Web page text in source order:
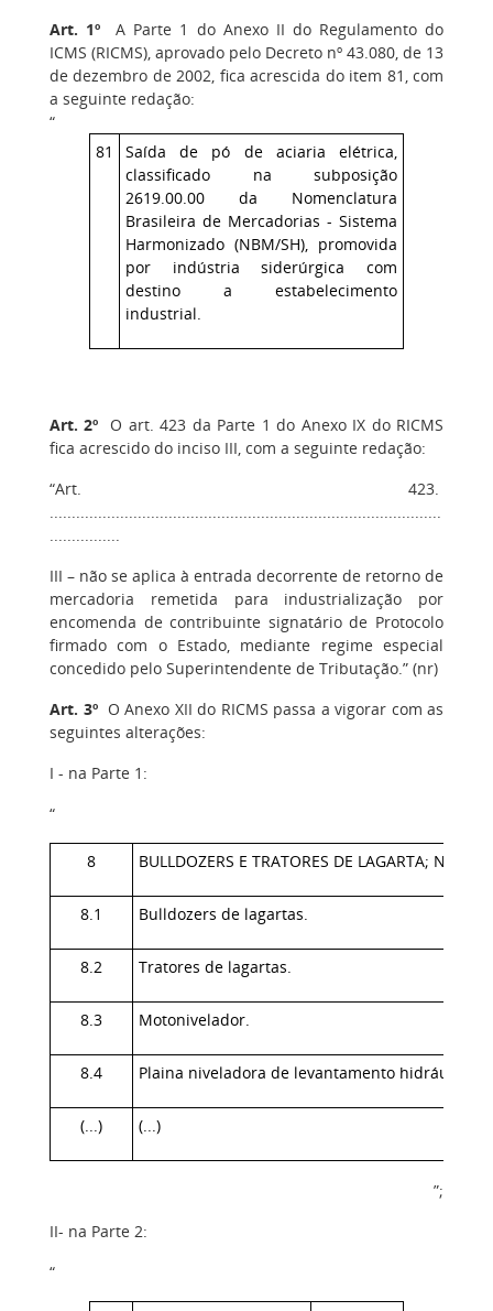
Art. 1º A Parte 1 do Anexo II do Regulamento do
ICMS (RICMS), aprovado pelo Decreto nº 43.080, de 13
de dezembro de 2002, fica acrescida do item 81, com
a seguinte redação:
“
81
Saída de pó de aciaria elétrica,
classificado na subposição
2619.00.00 da Nomenclatura
Brasileira de Mercadorias - Sistema
Harmonizado (NBM/SH), promovida
por indústria siderúrgica com
destino a estabelecimento
industrial.
Art. 2º O art. 423 da Parte 1 do Anexo IX do RICMS
fica acrescido do inciso III, com a seguinte redação:
“Art. 423.
.........................................................................................
................
III – não se aplica à entrada decorrente de retorno de
mercadoria remetida para industrialização por
encomenda de contribuinte signatário de Protocolo
firmado com o Estado, mediante regime especial
concedido pelo Superintendente de Tributação.” (nr)
Art. 3ºO Anexo XII do RICMS passa a vigorar com as
seguintes alterações:
I - na Parte 1:
“
8 BULLDOZERS E TRATORES DE LAGARTA;
8.1 Bulldozers de lagartas.
8.2 Tratores de lagartas.
8.3 Motonivelador.
8.4 Plaina niveladora de levantamento hidráulico.
(...) (...)
”;
II- na Parte 2:
“